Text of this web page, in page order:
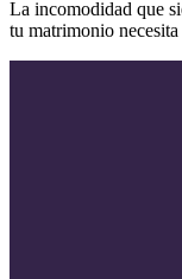
La incomodidad que
tu matrimonio necesita